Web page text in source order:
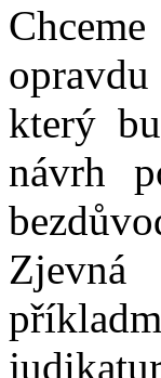
který
návrh
Zjevná